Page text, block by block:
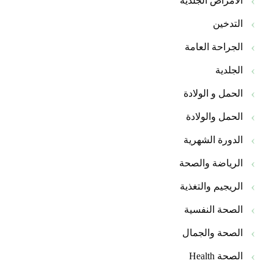
التدخين
الجراحة العامة
الجلدية
الحمل و الولادة
الحمل والولادة
الدورة الشهرية
الرياضة والصحة
الريجيم والتغذية
الصحة النفسية
الصحة والجمال
الصحة Health